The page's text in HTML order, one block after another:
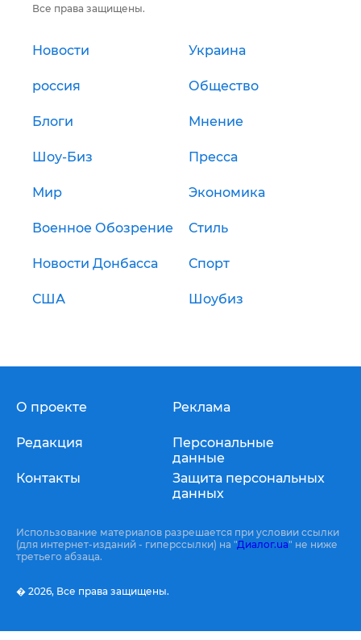
Все права защищены.
Новости Украина
россия Общество
Блоги Мнение
Шоу-Биз Пресса
Мир Экономика
Военное Обозрение Стиль
Новости Донбасса Спорт
США Шоубиз
О проекте
Редакция
Контакты
Реклама
Персональные
данные
Защита персональных
данных
Использование материалов разрешается при условии ссылки
(для интернет-изданий - гиперссылки) на "Диалог.ua" не ниже
третьего абзаца.
� 2026, Все права защищены.